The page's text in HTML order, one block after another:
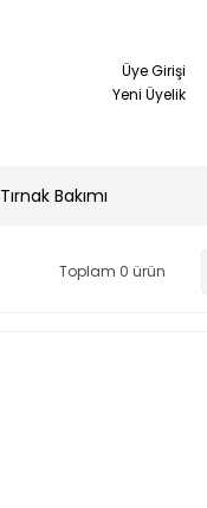
Üye Girişi
Yeni Üyelik
Tırnak Bakımı
Toplam 0 ürün